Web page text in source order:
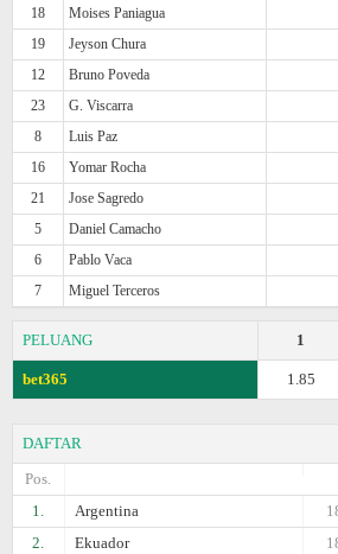
18 Moises Paniagua
19
Jeyson Chura
12
Bruno Poveda
23
G. Viscarra
8
Luis Paz
16
Yomar Rocha
21
Jose Sagredo
5
Daniel Camacho
6
Pablo Vaca
7
Miguel Terceros
PELUANG 1
bet365 1.85
DAFTAR
Pos.
1.
Argentina
2.
Ekuador